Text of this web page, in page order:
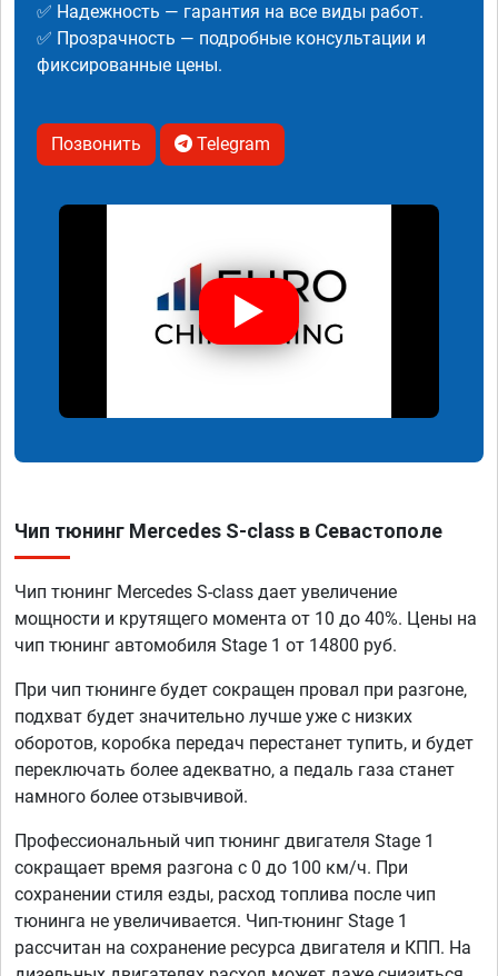
✅ Надежность — гарантия на все виды работ.
✅ Прозрачность — подробные консультации и
фиксированные цены.
Позвонить Telegram
Чип тюнинг Mercedes S-class в Севастополе
Чип тюнинг Mercedes S-class дает увеличение
мощности и крутящего момента от 10 до 40%. Цены на
чип тюнинг автомобиля Stage 1 от 14800 руб.
При чип тюнинге будет сокращен провал при разгоне,
подхват будет значительно лучше уже с низких
оборотов, коробка передач перестанет тупить, и будет
переключать более адекватно, а педаль газа станет
намного более отзывчивой.
Профессиональный чип тюнинг двигателя Stage 1
сокращает время разгона с 0 до 100 км/ч. При
сохранении стиля езды, расход топлива после чип
тюнинга не увеличивается. Чип-тюнинг Stage 1
рассчитан на сохранение ресурса двигателя и КПП. На